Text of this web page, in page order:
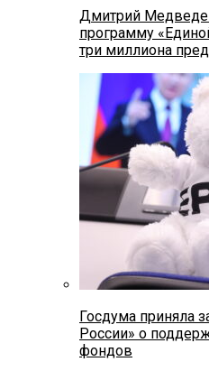
Дмитрий
программу
три миллиона
Госдума приняла
России» о
фондов